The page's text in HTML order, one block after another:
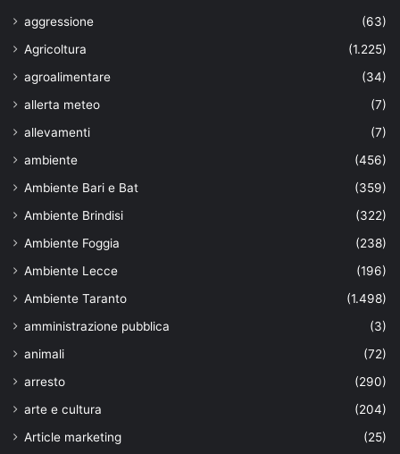
aggressione
(63)
Agricoltura
(1.225)
agroalimentare
(34)
allerta meteo
(7)
allevamenti
(7)
ambiente
(456)
Ambiente Bari e Bat
(359)
Ambiente Brindisi
(322)
Ambiente Foggia
(238)
Ambiente Lecce
(196)
Ambiente Taranto
(1.498)
amministrazione pubblica
(3)
animali
(72)
arresto
(290)
arte e cultura
(204)
Article marketing
(25)